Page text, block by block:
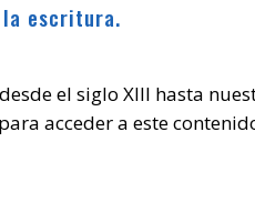
escritura.
el siglo XIII hasta
acceder a este